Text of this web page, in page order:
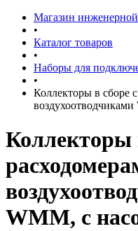
Магазин
•
Каталог товаров
•
Наборы для
•
Коллекторы в сборе
Коллекторы
WMM, с